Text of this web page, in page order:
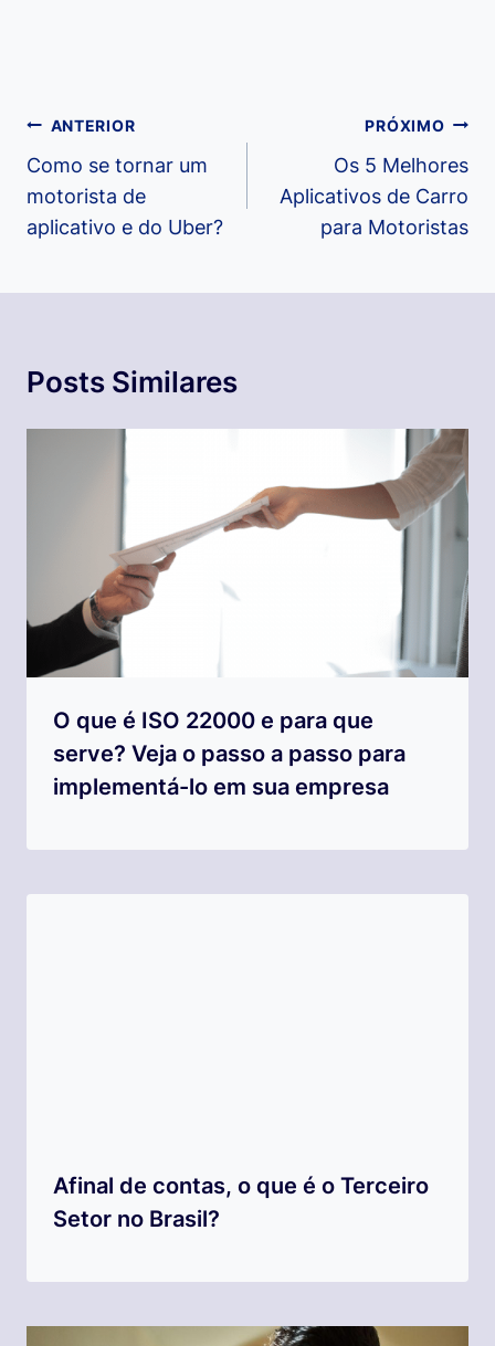
Navegação
de
Post
ANTERIOR
Como se tornar um
motorista de
aplicativo e do Uber?
PRÓXIMO
Os 5 Melhores
Aplicativos de Carro
para Motoristas
Posts Similares
O que é ISO 22000 e para que
serve? Veja o passo a passo para
implementá-lo em sua empresa
Afinal de contas, o que é o Terceiro
Setor no Brasil?